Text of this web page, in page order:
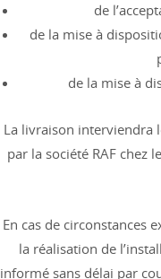
de
de la mise à
de la mise à
La livraison interviendra
par la société RAF chez
En cas de circonstances
la réalisation de
informé sans délai par